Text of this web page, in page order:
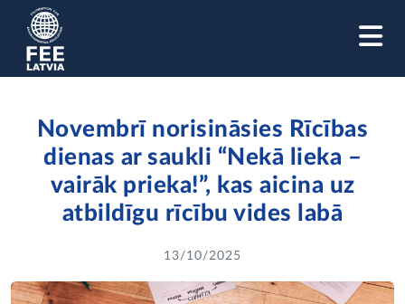
Novembrī norisināsies Rīcības
dienas ar saukli “Nekā lieka –
vairāk prieka!”, kas aicina uz
atbildīgu rīcību vides labā
13/10/2025